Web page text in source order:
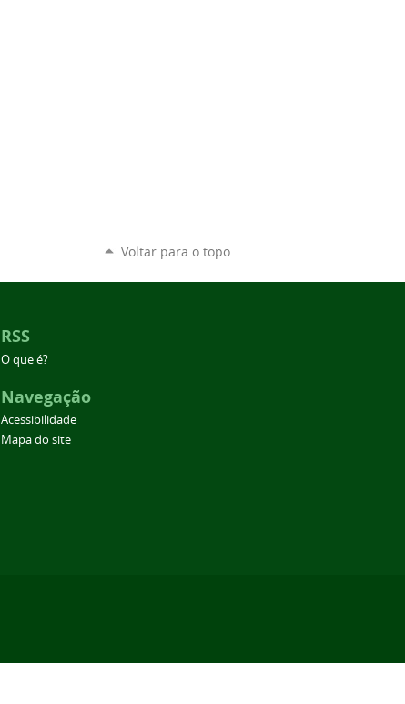
Voltar para o topo
RSS
O que é?
Navegação
Acessibilidade
Mapa do site